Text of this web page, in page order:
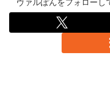
ヴァルぽんをフォローし